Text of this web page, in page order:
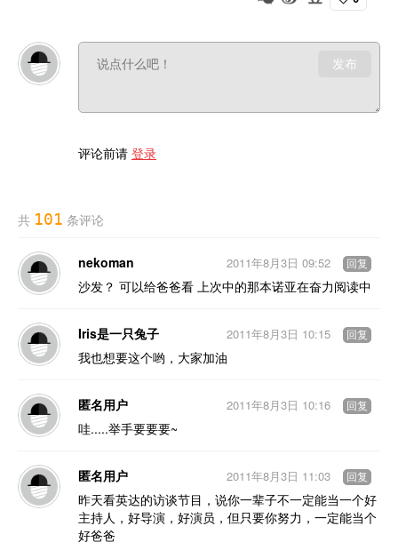
发布
评论前请 登录
共 101 条评论
nekoman
沙发？ 可以给爸爸看 上次中的那本诺亚在奋力阅读中
2011年8月3日 09:52 回复
Iris是一只兔子
我也想要这个哟，大家加油
2011年8月3日 10:15 回复
匿名用户
哇.....举手要要要~
2011年8月3日 10:16 回复
匿名用户
昨天看英达的访谈节目，说你一辈子不一定能当一个好
主持人，好导演，好演员，但只要你努力，一定能当个
好爸爸
2011年8月3日 11:03 回复